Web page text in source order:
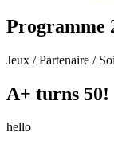
Programme
Jeux /Partenaire /
A+ turns 50!
hello